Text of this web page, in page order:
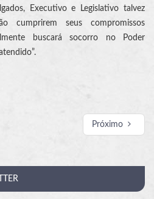
Executivo e Legislativo talvez
cumprirem seus compromissos
buscará socorro no Poder
Próximo